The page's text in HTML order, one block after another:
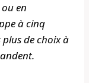
en
à cinq
de choix à